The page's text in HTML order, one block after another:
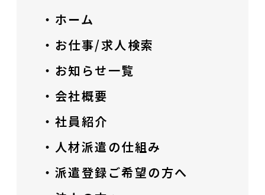
・ホーム
・お仕事/求人検索
・お知らせ一覧
・会社概要
・社員紹介
・人材派遣の仕組み
・派遣登録ご希望の方へ